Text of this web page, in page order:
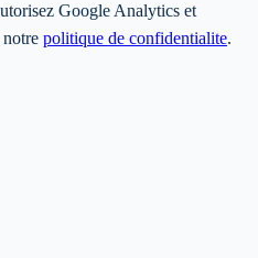
Google Analytics et
politique de confidentialite.